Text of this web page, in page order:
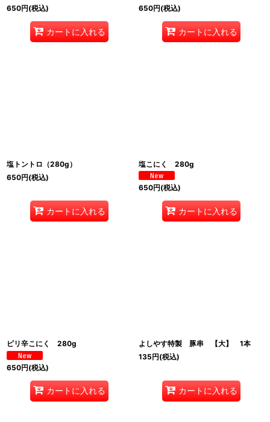
650円(税込)
カートに入れる
650円(税込)
カートに入れる
塩トントロ（280g）
650円(税込)
カートに入れる
塩こにく 280g
650円(税込)
カートに入れる
ピリ辛こにく 280g
650円(税込)
カートに入れる
よしやす特製 豚串 【大】 1本
135円(税込)
カートに入れる